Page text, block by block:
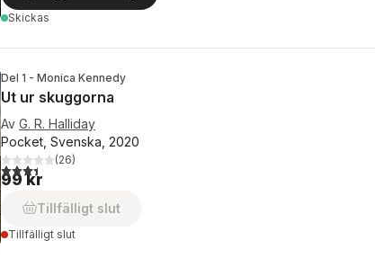
Skickas
Del 1 - Monica Kennedy
Ut ur skuggorna
Av G. R. Halliday
Pocket, Svenska, 2020
3,4utav 5 stjärnor. Totalt antal röster:
(26)
99 kr
Tillfälligt slut
Tillfälligt slut